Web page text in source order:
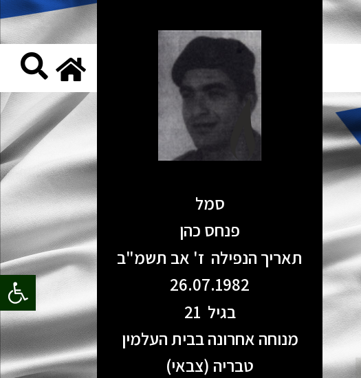
פתח
סמל
פנחס כהן
תאריך הנפילה ז' אב תשמ"ב
26.07.1982
בגיל 21
מנוחה אחרונה בבית העלמין
טבריה (צבאי)